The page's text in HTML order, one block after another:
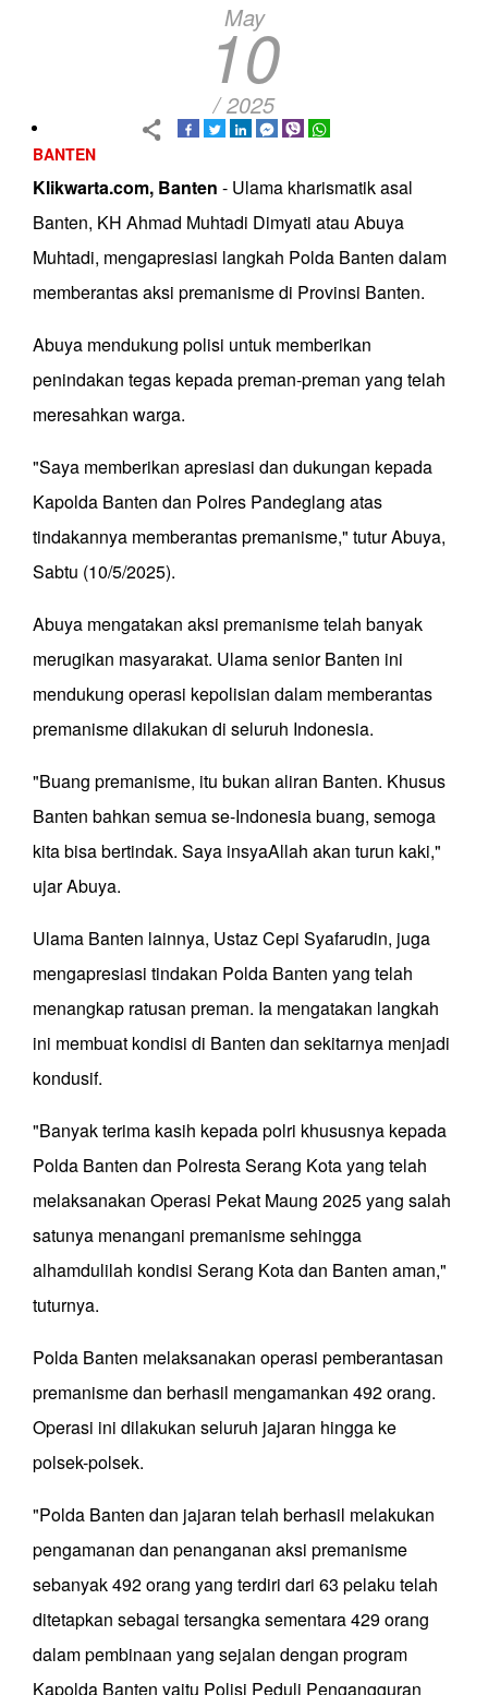
May
10
/ 2025
BANTEN
Klikwarta.com, Banten - Ulama kharismatik asal
Banten, KH Ahmad Muhtadi Dimyati atau Abuya
Muhtadi, mengapresiasi langkah Polda Banten dalam
memberantas aksi premanisme di Provinsi Banten.
Abuya mendukung polisi untuk memberikan
penindakan tegas kepada preman-preman yang telah
meresahkan warga.
"Saya memberikan apresiasi dan dukungan kepada
Kapolda Banten dan Polres Pandeglang atas
tindakannya memberantas premanisme," tutur Abuya,
Sabtu (10/5/2025).
Abuya mengatakan aksi premanisme telah banyak
merugikan masyarakat. Ulama senior Banten ini
mendukung operasi kepolisian dalam memberantas
premanisme dilakukan di seluruh Indonesia.
"Buang premanisme, itu bukan aliran Banten. Khusus
Banten bahkan semua se-Indonesia buang, semoga
kita bisa bertindak. Saya insyaAllah akan turun kaki,"
ujar Abuya.
Ulama Banten lainnya, Ustaz Cepi Syafarudin, juga
mengapresiasi tindakan Polda Banten yang telah
menangkap ratusan preman. Ia mengatakan langkah
ini membuat kondisi di Banten dan sekitarnya menjadi
kondusif.
"Banyak terima kasih kepada polri khususnya kepada
Polda Banten dan Polresta Serang Kota yang telah
melaksanakan Operasi Pekat Maung 2025 yang salah
satunya menangani premanisme sehingga
alhamdulilah kondisi Serang Kota dan Banten aman,"
tuturnya.
Polda Banten melaksanakan operasi pemberantasan
premanisme dan berhasil mengamankan 492 orang.
Operasi ini dilakukan seluruh jajaran hingga ke
polsek-polsek.
"Polda Banten dan jajaran telah berhasil melakukan
pengamanan dan penanganan aksi premanisme
sebanyak 492 orang yang terdiri dari 63 pelaku telah
ditetapkan sebagai tersangka sementara 429 orang
dalam pembinaan yang sejalan dengan program
Kapolda Banten yaitu Polisi Peduli Pengangguran